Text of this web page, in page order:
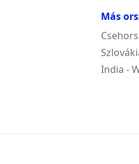
Más
India -